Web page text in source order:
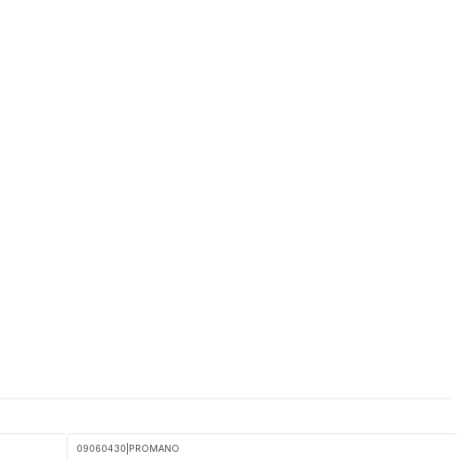
09060430 PROMANO